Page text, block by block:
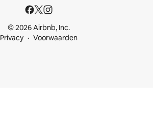
© 2026 Airbnb, Inc.
Privacy
Voorwaarden